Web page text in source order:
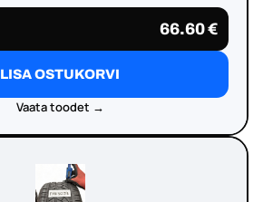
66.60 €
LISA OSTUKORVI
Vaata toodet →